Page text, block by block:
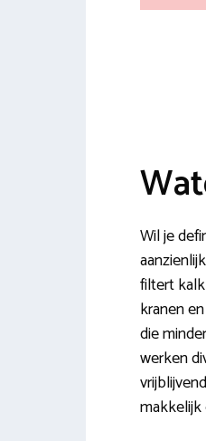
Wil je
filtert
kranen
die
werken
makkelijk